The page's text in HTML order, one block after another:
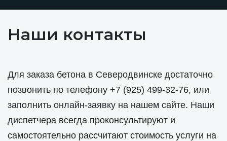
Наши контакты
Для заказа бетона в Северодвинске достаточно
позвонить по телефону +7 (925) 499-32-76, или
заполнить онлайн-заявку на нашем сайте. Наши
диспетчера всегда проконсультируют и
самостоятельно рассчитают стоимость услуги на